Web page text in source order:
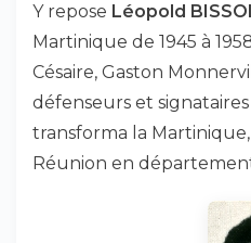
Y repose Léopold
Martinique de 1945 à
Césaire, Gaston
défenseurs et
transforma la
Réunion en